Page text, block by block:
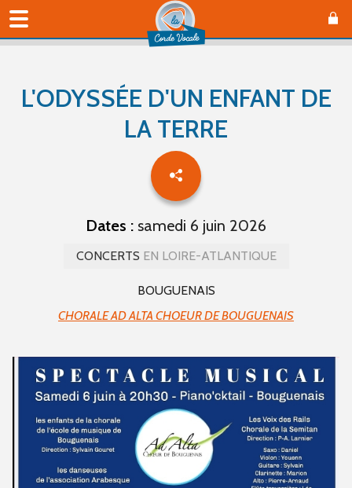
L'ODYSSÉE D'UN ENFANT DE
LA TERRE
Dates : samedi 6 juin 2026
CONCERTS EN LOIRE-ATLANTIQUE
BOUGUENAIS
CHORALE AD ALTA CHOEUR DE BOUGUENAIS